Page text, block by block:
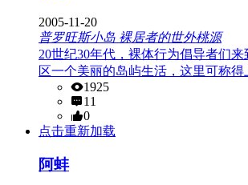
2005-11-20
普罗旺斯小岛 裸居者的世外桃源
20世纪30年代，裸体行为倡导者们
区一个美丽的岛屿生活，这里可称得
1925
11
0
点击重新加载
阿蚌